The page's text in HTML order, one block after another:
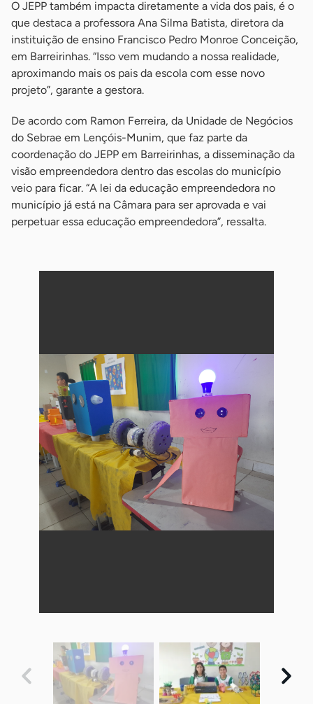
O JEPP também impacta diretamente a vida dos pais, é o
que destaca a professora Ana Silma Batista, diretora da
instituição de ensino Francisco Pedro Monroe Conceição,
em Barreirinhas. “Isso vem mudando a nossa realidade,
aproximando mais os pais da escola com esse novo
projeto”, garante a gestora.
De acordo com Ramon Ferreira, da Unidade de Negócios
do Sebrae em Lençóis-Munim, que faz parte da
coordenação do JEPP em Barreirinhas, a disseminação da
visão empreendedora dentro das escolas do município
veio para ficar. “A lei da educação empreendedora no
município já está na Câmara para ser aprovada e vai
perpetuar essa educação empreendedora”, ressalta.